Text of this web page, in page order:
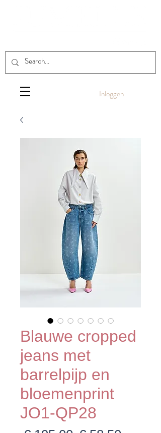
Inloggen
Blauwe cropped
jeans met
barrelpijp en
bloemenprint
JO1-QP28